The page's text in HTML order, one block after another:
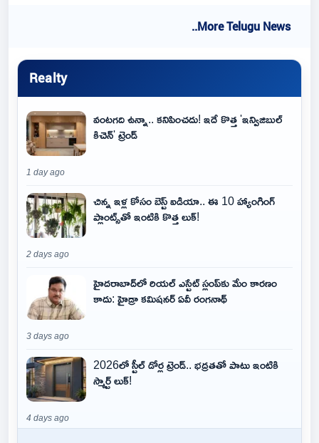
..More Telugu News
Realty
వంటగది ఉన్నా.. కనిపించదు! ఇదే కొత్త 'ఇన్విజిబుల్
కిచెన్' ట్రెండ్
1 day ago
చిన్న ఇళ్ల కోసం బెస్ట్ ఐడియా.. ఈ 10 హ్యాంగింగ్
ప్లాంట్స్‌తో ఇంటికి కొత్త లుక్!
2 days ago
హైదరాబాద్‌లో రియల్ ఎస్టేట్ స్లంప్‌కు మేం కారణం
కాదు: హైడ్రా కమిషనర్ ఏవీ రంగనాథ్
3 days ago
2026లో స్టీల్ డోర్ల ట్రెండ్.. భద్రతతో పాటు ఇంటికి
స్మార్ట్ లుక్!
4 days ago